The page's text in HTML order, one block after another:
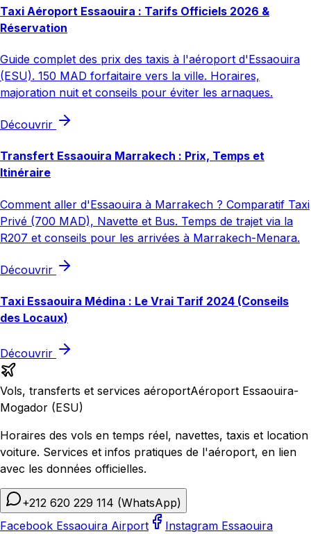
Taxi Aéroport Essaouira : Tarifs Officiels 2026 &
Réservation
Guide complet des prix des taxis à l'aéroport d'Essaouira
(ESU). 150 MAD forfaitaire vers la ville. Horaires,
majoration nuit et conseils pour éviter les arnaques.
Découvrir
Transfert Essaouira Marrakech : Prix, Temps et
Itinéraire
Comment aller d'Essaouira à Marrakech ? Comparatif Taxi
Privé (700 MAD), Navette et Bus. Temps de trajet via la
R207 et conseils pour les arrivées à Marrakech-Menara.
Découvrir
Taxi Essaouira Médina : Le Vrai Tarif 2024 (Conseils
des Locaux)
Découvrir
Vols, transferts et services aéroportAéroport Essaouira-
Mogador (ESU)
Horaires des vols en temps réel, navettes, taxis et location
voiture. Services et infos pratiques de l'aéroport, en lien
avec les données officielles.
+212 620 229 114 (WhatsApp)
Facebook Essaouira Airport
Instagram Essaouira